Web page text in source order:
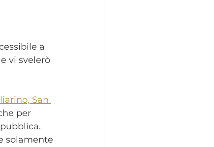
a
vi svelerò
San
per
solamente